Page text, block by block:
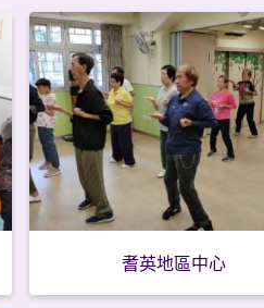
耆英地區中心